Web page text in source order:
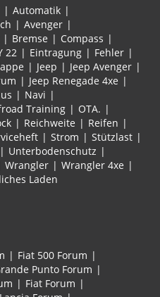
Automatik
Avenger
Bremse
Compass
22 Eintragung
Fehler
Jeep
Jeep Avenger
Jeep Renegade 4xe
Navi
Training
OTA.
Reichweite
Reifen
Strom
Stützlast
Unterbodenschutz
Wrangler
Wrangler 4xe
Laden
Fiat 500 Forum
Punto Forum
Fiat Forum